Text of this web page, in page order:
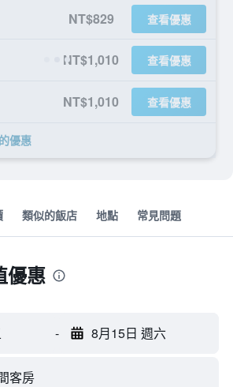
NT$829 查看優惠
NT$1,010 查看優惠
NT$1,010 查看優惠
優惠
類似的飯店 地點 常見問題
優惠
- 8月15日 週六
客房